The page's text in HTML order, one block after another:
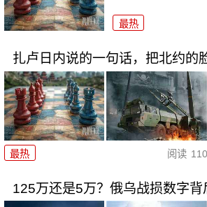
最热
扎卢日内说的一句话，把北约的
最热 阅读
125万还是5万？俄乌战损数字背